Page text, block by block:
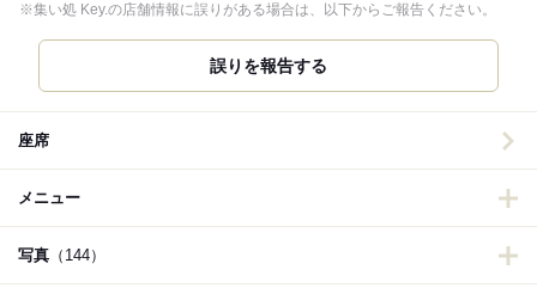
※集い処 Key.の店舗情報に誤りがある場合は、以下からご報告ください。
誤りを報告する
座席
メニュー
写真 （144）